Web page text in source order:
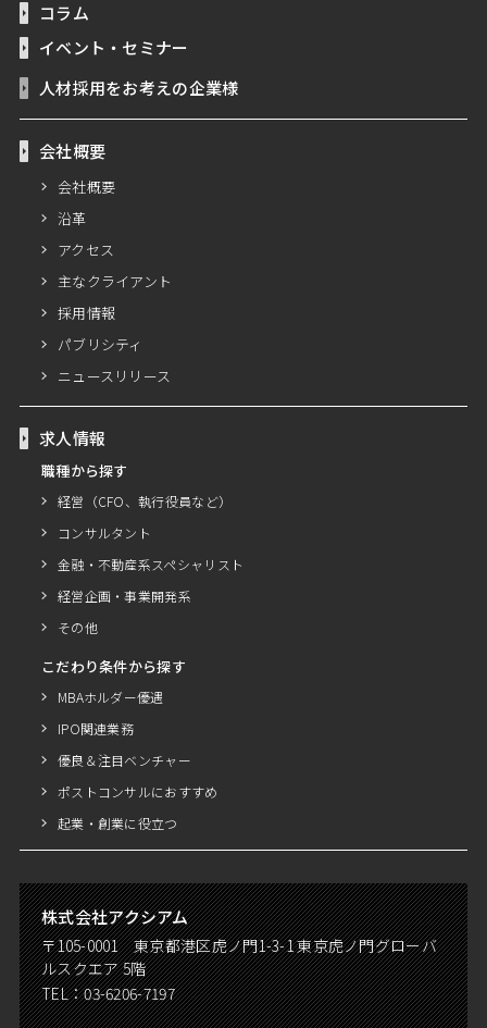
コラム
イベント・セミナー
人材採用をお考えの企業様
会社概要
会社概要
沿革
アクセス
主なクライアント
採用情報
パブリシティ
ニュースリリース
求人情報
職種から探す
経営（CFO、執行役員など）
コンサルタント
金融・不動産系スペシャリスト
経営企画・事業開発系
その他
こだわり条件から探す
MBAホルダー優遇
IPO関連業務
優良＆注目ベンチャー
ポストコンサルにおすすめ
起業・創業に役立つ
株式会社アクシアム
〒105-0001 東京都港区虎ノ門1-3-1 東京虎ノ門グローバ
ルスクエア 5階
TEL：03-6206-7197